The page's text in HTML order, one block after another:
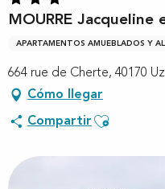
MOURRE Jacqueline
APARTAMENTOS AMUEBLADOS Y
664 rue de Cherte, 40170
Cómo llegar
Compartir Ajouter aux